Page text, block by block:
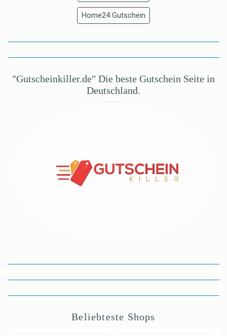
Home24 Gutschein
"Gutscheinkiller.de" Die beste Gutschein Seite in
Deutschland.
Beliebteste Shops